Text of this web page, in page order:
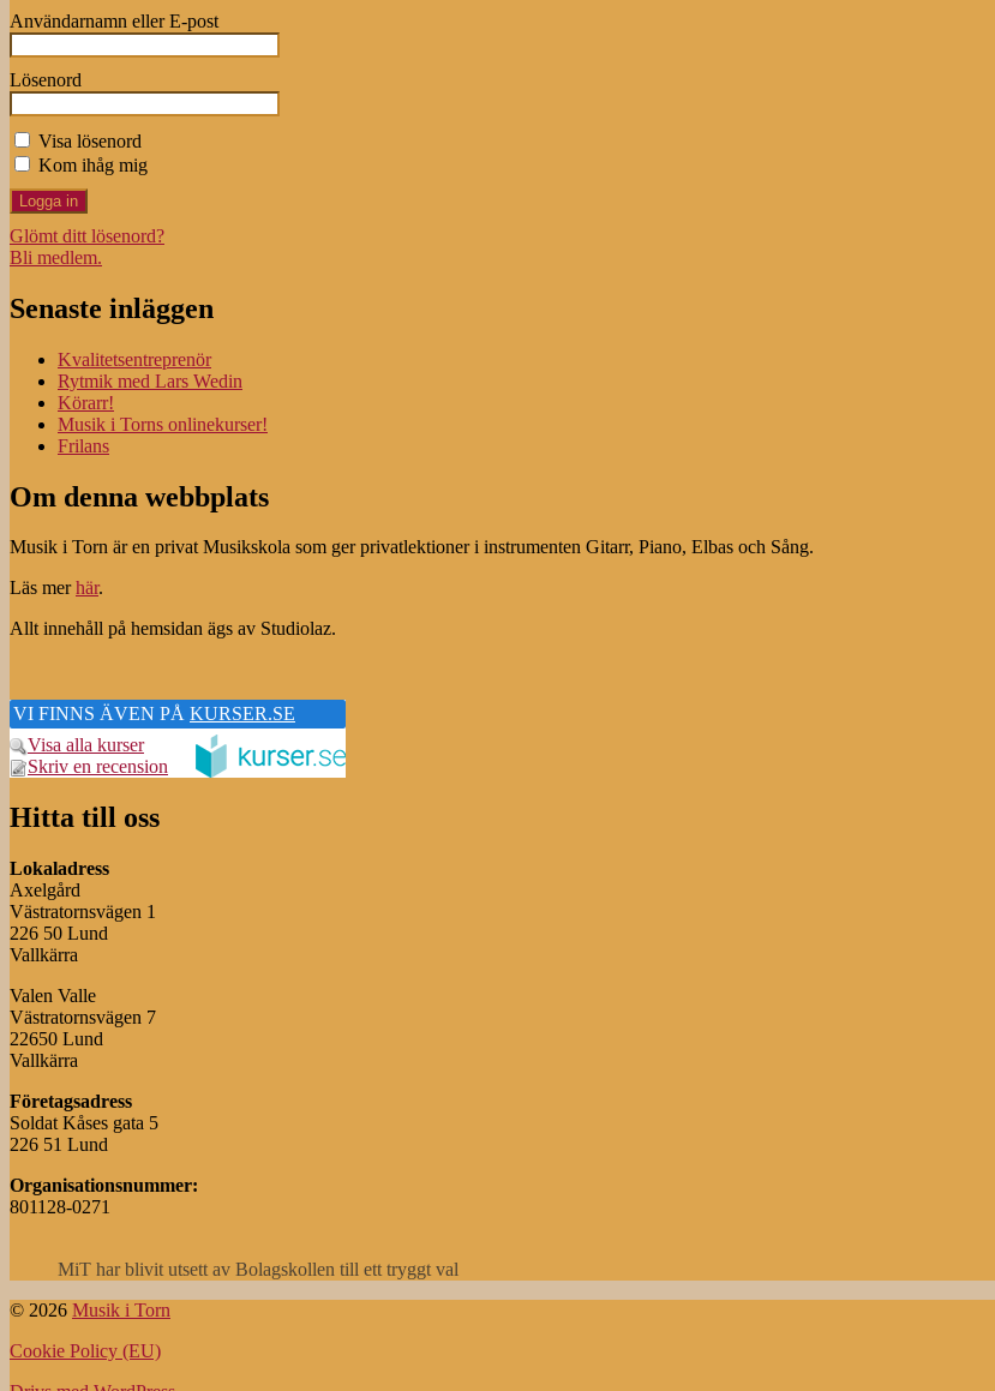
Användarnamn eller E-post
Lösenord
Visa lösenord
Kom ihåg mig
Glömt ditt lösenord?
Bli medlem.
Senaste inläggen
Kvalitetsentreprenör
Rytmik med Lars Wedin
Körarr!
Musik i Torns onlinekurser!
Frilans
Om denna webbplats
Musik i Torn är en privat Musikskola som ger privatlektioner i instrumenten Gitarr, Piano, Elbas och Sång.
Läs merhär.
Allt innehåll på hemsidan ägs av Studiolaz.
VI FINNS ÄVEN PÅ KURSER.SE
Visa alla kurser
Skriv en recension
Hitta till oss
Lokaladress
Axelgård
Västratornsvägen 1
226 50 Lund
Vallkärra
Valen Valle
Västratornsvägen 7
22650 Lund
Vallkärra
Företagsadress
Soldat Kåses gata 5
226 51 Lund
Organisationsnummer:
801128-0271
MiT har blivit utsett av Bolagskollen till ett tryggt val
© 2026 Musik i Torn
Cookie Policy (EU)